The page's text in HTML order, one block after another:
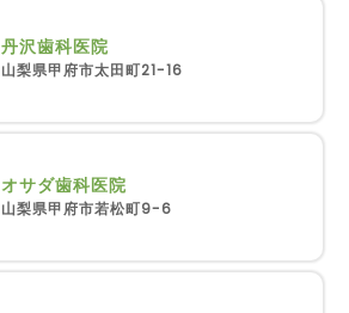
丹沢歯科医院
山梨県甲府市太田町21-16
オサダ歯科医院
山梨県甲府市若松町9-6